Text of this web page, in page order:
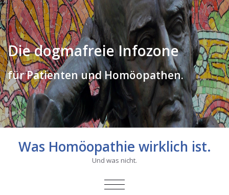
Die dogmafreie Infozone
für Patienten und Homöopathen.
Was Homöopathie wirklich ist.
Und was nicht.
SCHALTE